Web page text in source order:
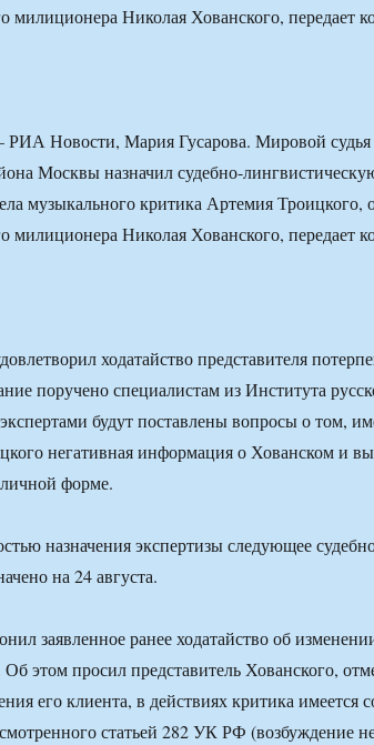
милиционера Николая Хованского, передает
Новости, Мария Гусарова. Мировой судья
Москвы назначил судебно-
музыкального критика Артемия Троицкого,
милиционера Николая Хованского, передает
ходатайство представителя
поручено специалистам из Института
будут поставлены вопросы о том,
негативная информация о Хованском и
форме.
назначения экспертизы следующее
на 24 августа.
заявленное ранее ходатайство об
этом просил представитель Хованского,
его клиента, в действиях критика имеется
статьей 282 УК РФ (возбуждение